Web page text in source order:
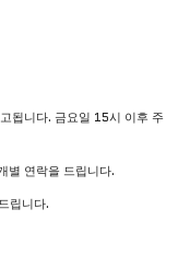
됩니다. 금요일 15시 이후 주
별 연락을 드립니다.
립니다.